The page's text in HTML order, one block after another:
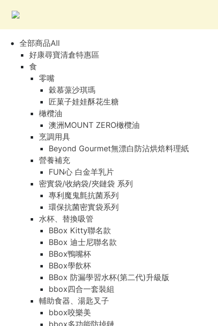
全部商品All
好康尋寶清倉特惠區
食
零嘴
穀慕蒎沙琪瑪
匠菓子娃娃酥花生糖
橄欖油
澳洲MOUNT ZERO橄欖油
烹調用具
Beyond Gourmet無漂白防沾烘焙料理紙
營養補充
FUN心 白金羊乳片
密實袋/收納袋/夾鏈袋 系列
專利魔鬼氈抗菌系列
環保抗菌密實袋系列
水杯、替換吸管
BBox Kitty聯名款
BBox 迪士尼聯名款
BBox鴨嘴杯
BBox學飲杯
BBox 防漏學習水杯(第二代)升級版
bbox四合一套裝組
輔助食器、湯匙叉子
bbox咬樂美
bbox多功能防掉鏈